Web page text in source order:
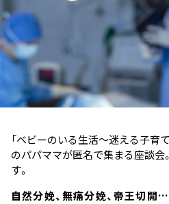
「ベビーのいる生活～迷える子育
のパパママが匿名で集まる座談会
す。
自然分娩、無痛分娩、帝王切開…